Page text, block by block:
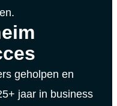
geholpen en
jaar in business